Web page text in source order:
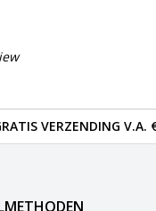
VERZENDING V.A.